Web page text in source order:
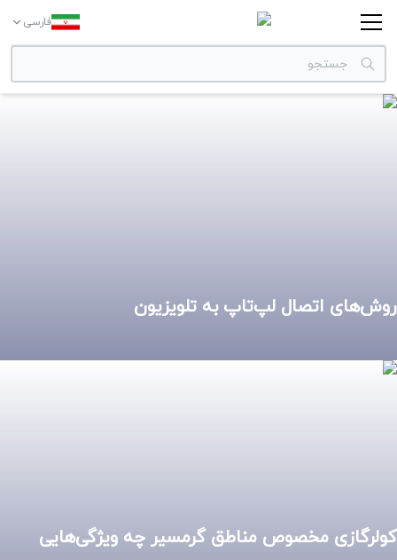
فارسی
روش‌های اتصال لپ‌تاپ به تلویزیون
کولرگازی مخصوص مناطق گرمسیر چه ویژگی‌هایی